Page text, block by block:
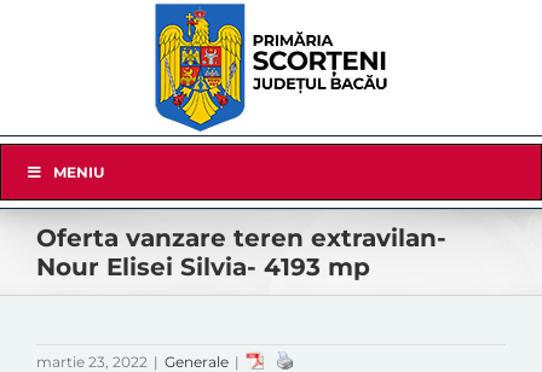
Navigation
MENIU
Oferta vanzare teren extravilan-
Nour Elisei Silvia- 4193 mp
martie 23, 2022 | Generale |